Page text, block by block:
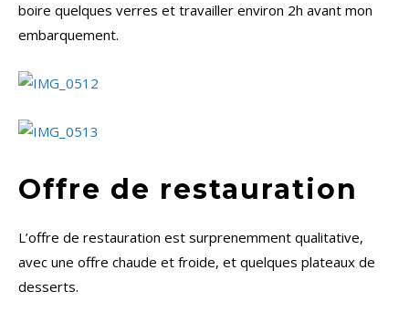
boire quelques verres et travailler environ 2h avant mon
embarquement.
Offre de restauration
L’offre de restauration est surprenemment qualitative,
avec une offre chaude et froide, et quelques plateaux de
desserts.